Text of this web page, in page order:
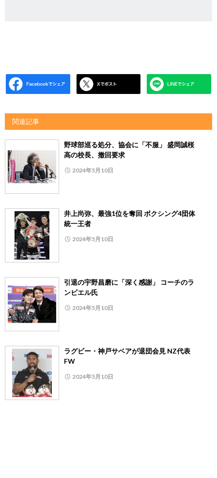
関連記事
野球部巡る処分、協会に「不服」 盛岡誠桜
高の校長、撤回要求
2024年5月10日
井上尚弥、最強1位を奪回 ボクシング4団体
統一王者
2024年5月10日
引退の宇野昌磨に「深く感謝」 コーチのラ
ンビエル氏
2024年5月10日
ラグビー・神戸サベアが退団会見 NZ代表
FW
2024年5月10日